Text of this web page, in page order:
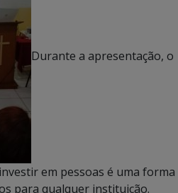
Durante a apresentação, o
em pessoas é uma forma
para qualquer instituição.